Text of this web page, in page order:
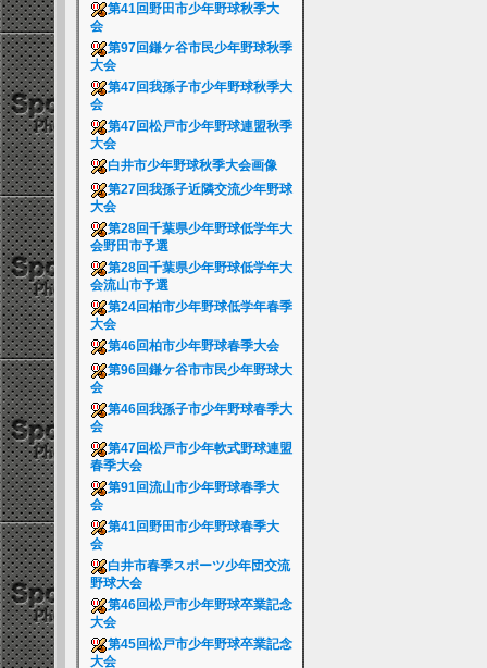
第41回野田市少年野球秋季大
会
第97回鎌ケ谷市民少年野球秋季
大会
第47回我孫子市少年野球秋季大
会
第47回松戸市少年野球連盟秋季
大会
白井市少年野球秋季大会画像
第27回我孫子近隣交流少年野球
大会
第28回千葉県少年野球低学年大
会野田市予選
第28回千葉県少年野球低学年大
会流山市予選
第24回柏市少年野球低学年春季
大会
第46回柏市少年野球春季大会
第96回鎌ケ谷市市民少年野球大
会
第46回我孫子市少年野球春季大
会
第47回松戸市少年軟式野球連盟
春季大会
第91回流山市少年野球春季大
会
第41回野田市少年野球春季大
会
白井市春季スポーツ少年団交流
野球大会
第46回松戸市少年野球卒業記念
大会
第45回松戸市少年野球卒業記念
大会